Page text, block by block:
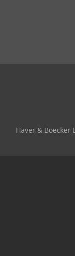
Haver & Boecker